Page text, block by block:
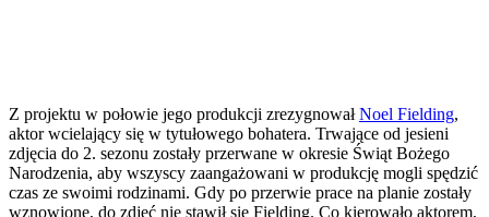
Z projektu w połowie jego produkcji zrezygnowałNoel Fielding,
aktor wcielający się w tytułowego bohatera. Trwające od jesieni
zdjęcia do 2. sezonu zostały przerwane w okresie Świąt Bożego
Narodzenia, aby wszyscy zaangażowani w produkcję mogli spędzić
czas ze swoimi rodzinami. Gdy po przerwie prace na planie zostały
wznowione, do zdjęć nie stawił się Fielding. Co kierowało aktorem,